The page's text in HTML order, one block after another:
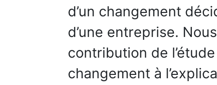
d’un changement
d’une entreprise.
contribution de
changement à